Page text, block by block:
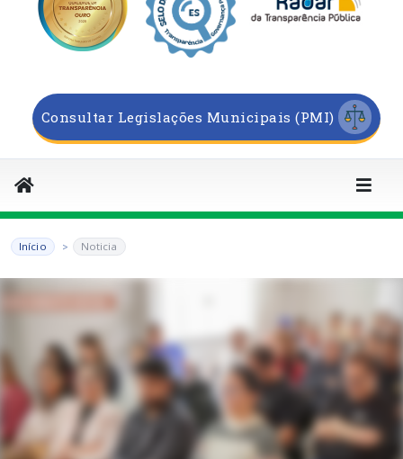
Consultar Legislações Municipais (PMI)
Início Noticia